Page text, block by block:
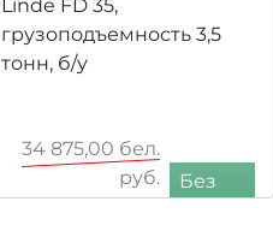
Linde FD 35,
грузоподъемность 3,5
тонн, б/у
34 875,00 бел.
руб.
Без